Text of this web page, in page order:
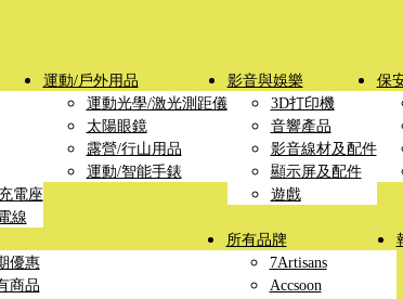
電座
線
運動/戶外用品
運動光學/激光測距儀
太陽眼鏡
露營/行山用品
運動/智能手錶
影音與娛樂
3D打印機
音響產品
影音線材及配件
顯示屏及配件
遊戲
保
優惠
商品
所有品牌
7Artisans
Accsoon